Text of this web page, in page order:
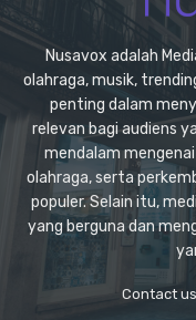
Nusavox adalah
olahraga, musik,
penting dalam
relevan bagi audiens
mendalam
olahraga, serta
populer. Selain itu,
yang berguna dan
Contact